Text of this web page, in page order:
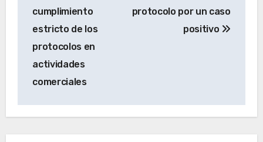
cumplimiento
estricto de los
protocolos en
actividades
comerciales
protocolo por un caso
positivo